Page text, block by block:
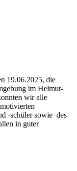
19.06.2025, die
im Helmut-
wir alle
-schüler sowie des
in guter